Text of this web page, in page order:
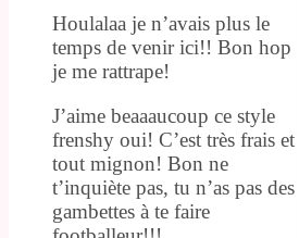
Houlalaa je n’avais plus le
temps de venir ici!! Bon hop
je me rattrape!
J’aime beaaaucoup ce style
frenshy oui! C’est très frais et
tout mignon! Bon ne
t’inquiète pas, tu n’as pas des
gambettes à te faire